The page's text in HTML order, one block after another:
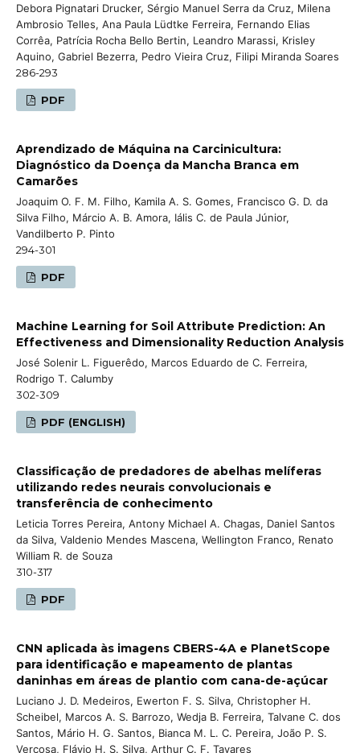
Debora Pignatari Drucker, Sérgio Manuel Serra da Cruz, Milena
Ambrosio Telles, Ana Paula Lüdtke Ferreira, Fernando Elias
Corrêa, Patrícia Rocha Bello Bertin, Leandro Marassi, Krisley
Aquino, Gabriel Bezerra, Pedro Vieira Cruz, Filipi Miranda Soares
286-293
PDF
Aprendizado de Máquina na Carcinicultura:
Diagnóstico da Doença da Mancha Branca em
Camarões
Joaquim O. F. M. Filho, Kamila A. S. Gomes, Francisco G. D. da
Silva Filho, Márcio A. B. Amora, Iális C. de Paula Júnior,
Vandilberto P. Pinto
294-301
PDF
Machine Learning for Soil Attribute Prediction: An
Effectiveness and Dimensionality Reduction Analysis
José Solenir L. Figuerêdo, Marcos Eduardo de C. Ferreira,
Rodrigo T. Calumby
302-309
PDF (ENGLISH)
Classificação de predadores de abelhas melíferas
utilizando redes neurais convolucionais e
transferência de conhecimento
Leticia Torres Pereira, Antony Michael A. Chagas, Daniel Santos
da Silva, Valdenio Mendes Mascena, Wellington Franco, Renato
William R. de Souza
310-317
PDF
CNN aplicada às imagens CBERS-4A e PlanetScope
para identificação e mapeamento de plantas
daninhas em áreas de plantio com cana-de-açúcar
Luciano J. D. Medeiros, Ewerton F. S. Silva, Christopher H.
Scheibel, Marcos A. S. Barrozo, Wedja B. Ferreira, Talvane C. dos
Santos, Mário H. G. Santos, Bianca M. L. C. Pereira, João P. S.
Verçosa, Flávio H. S. Silva, Arthur C. F. Tavares